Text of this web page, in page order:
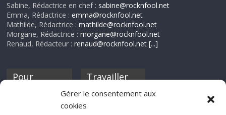
Gérer le consentement aux
cookies
Sabine, Rédactrice en chef : sabine@rocknfool.net
Emma, Rédactrice :emma@rocknfool.net
Mathilde, Rédactrice :mathilde@rocknfool.net
Morgane, Rédactrice :morgane@rocknfool.net
Renaud, Rédacteur :renaud@rocknfool.net [...]
Pour
discothèque
Travailler
Si tu souhaites